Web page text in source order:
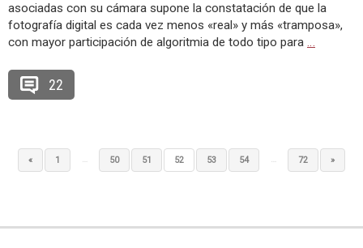
asociadas con su cámara supone la constatación de que la
fotografía digital es cada vez menos «real» y más «tramposa»,
con mayor participación de algoritmia de todo tipo para …
22
« 1 … 50 51 52 53 54 … 72 »